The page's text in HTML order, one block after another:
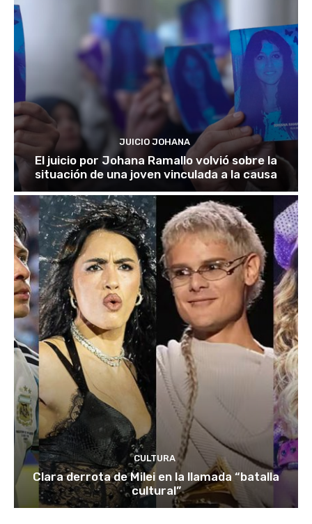
JUICIO JOHANA
El juicio por Johana Ramallo volvió sobre la
situación de una joven vinculada a la causa
CULTURA
Clara derrota de Milei en la llamada “batalla
cultural”